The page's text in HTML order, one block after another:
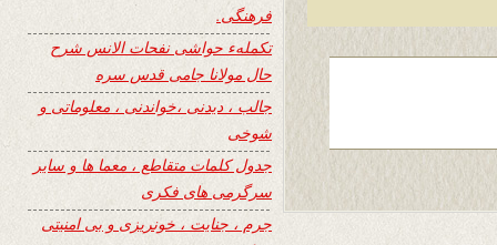
فرهنگی.
تکملهء حواشی نفحات الانس شرح
حال مولانا جامی قدس سره
جالب ، دیدنی ،خواندنی ، معلوماتی و
شوخی
جدول کلمات متقاطع ، معما ها و سایر
سرگرمی های فکری
جرم ، جنایت ، خونریزی و بی امنیتی